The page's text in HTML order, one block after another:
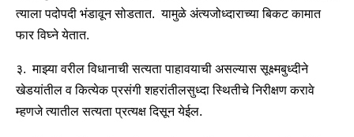
त्याला पदोपदी भंडावून सोडतात. यामुळे अंत्यजोध्दाराच्या बिकट कामात
फार विघ्ने येतात.
३. माझ्या वरील विधानाची सत्यता पाहावयाची असल्यास सूक्ष्मबुध्दीने
खेडयांतील व कित्येक प्रसंगी शहरांतीलसुध्दा स्थितीचे निरीक्षण करावे
म्हणजे त्यातील सत्यता प्रत्यक्ष दिसून येईल.